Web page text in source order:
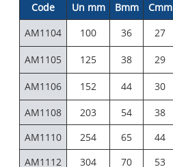
Code Un mm Bmm Cmm
AM1104
100 36 27
AM1105 125 38 29
AM1106 152 44 30
AM1108
203 54 38
AM1110
254 65 44
AM1112
304 70 53